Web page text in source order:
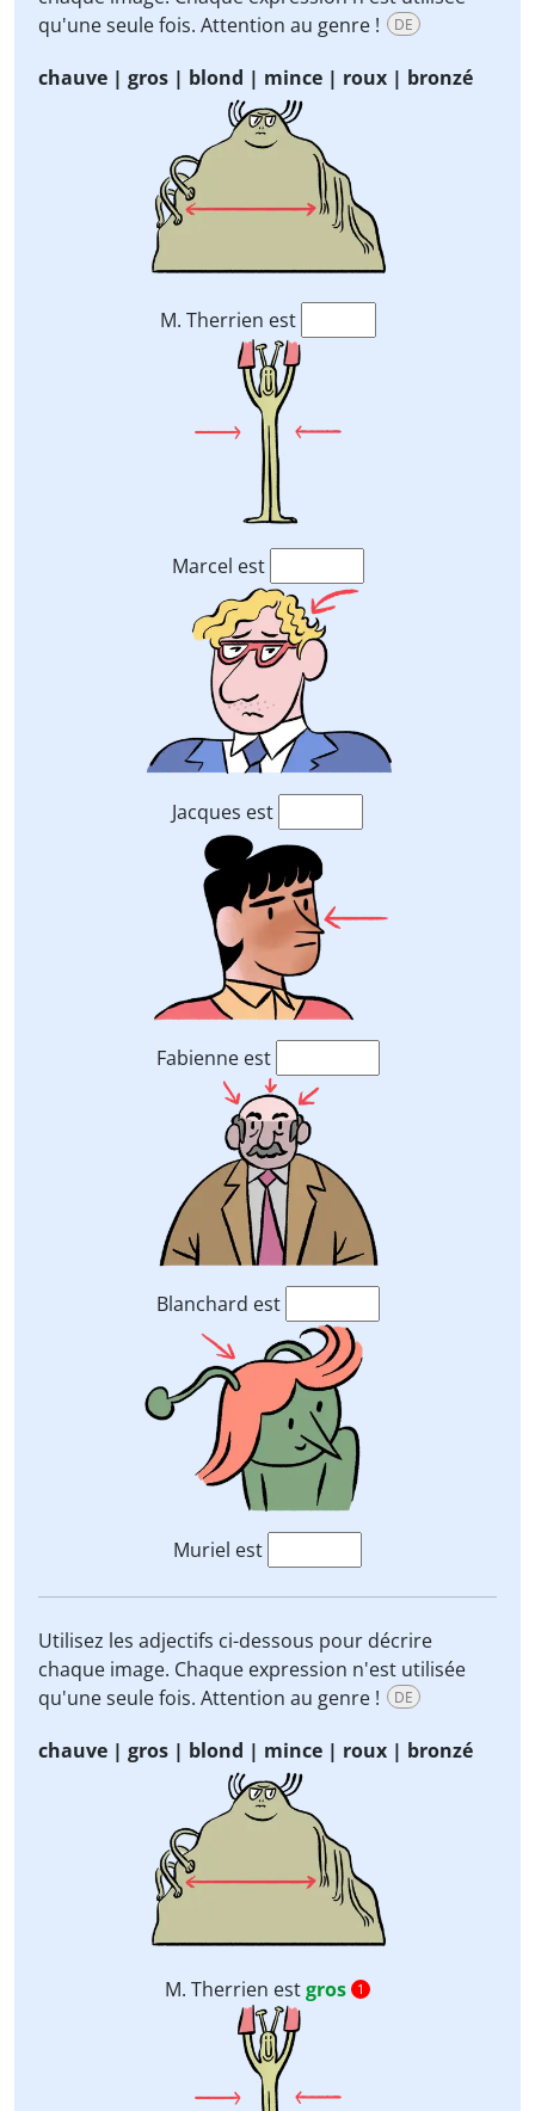
qu'une seule fois. Attention au genre !
DE
chauve | gros | blond | mince | roux | bronzé
M. Therrien est
Marcel est
Jacques est
Fabienne est
Blanchard est
Muriel est
Utilisez les adjectifs ci-dessous pour décrire
chaque image. Chaque expression n'est utilisée
qu'une seule fois. Attention au genre !
DE
chauve | gros | blond | mince | roux | bronzé
M. Therrien estgros 1